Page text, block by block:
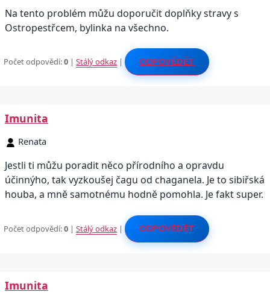
Na tento problém můžu doporučit doplňky stravy s
Ostropestřcem, bylinka na všechno.
Počet odpovědí:0 |Stálý odkaz | ODPOVĚDĚT
Imunita
Renata
Jestli ti můžu poradit něco přírodního a opravdu
účinnýho, tak vyzkoušej čagu od chaganela. Je to sibiřská
houba, a mně samotnému hodně pomohla. Je fakt super.
Počet odpovědí:0 |Stálý odkaz | ODPOVĚDĚT
Imunita